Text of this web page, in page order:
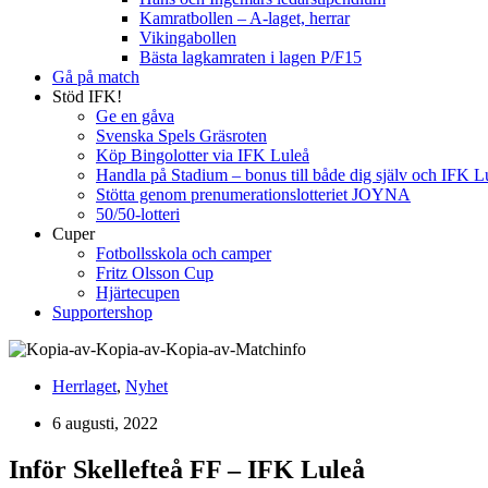
Kamratbollen – A-laget, herrar
Vikingabollen
Bästa lagkamraten i lagen P/F15
Gå på match
Stöd IFK!
Ge en gåva
Svenska Spels Gräsroten
Köp Bingolotter via IFK Luleå
Handla på Stadium – bonus till både dig själv och IFK
Stötta genom prenumerationslotteriet JOYNA
50/50-lotteri
Cuper
Fotbollsskola och camper
Fritz Olsson Cup
Hjärtecupen
Supportershop
Herrlaget, Nyhet
6 augusti, 2022
Inför Skellefteå FF – IFK Luleå